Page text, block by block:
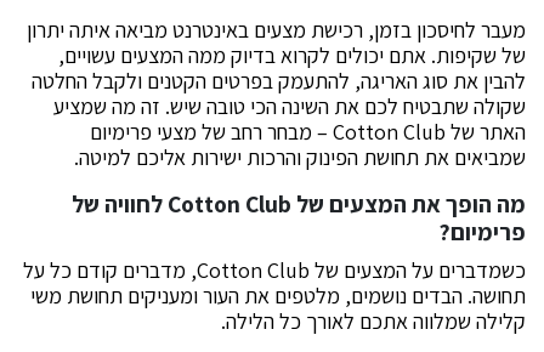
מעבר לחיסכון בזמן, רכישת מצעים באינטרנט מביאה איתה יתרון
של שקיפות. אתם יכולים לקרוא בדיוק ממה המצעים עשויים,
להבין את סוג האריגה, להתעמק בפרטים הקטנים ולקבל החלטה
שקולה שתבטיח לכם את השינה הכי טובה שיש. זה מה שמציע
האתר של Cotton Club – מבחר רחב של מצעי פרימיום
שמביאים את תחושת הפינוק והרכות ישירות אליכם למיטה.
מה הופך את המצעים של Cotton Club לחוויה של
פרימיום?
כשמדברים על המצעים של Cotton Club, מדברים קודם כל על
תחושה. הבדים נושמים, מלטפים את העור ומעניקים תחושת משי
קלילה שמלווה אתכם לאורך כל הלילה.